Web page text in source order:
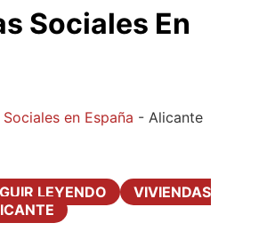
Sociales En
en España - Alicante
LEYENDO
VIVIENDAS